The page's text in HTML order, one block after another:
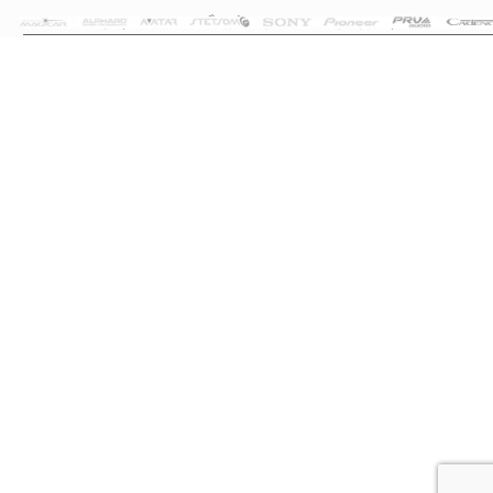
تمام حقوق این سایت متعلق به فروشگاه سلما سیستم می‌باشد.